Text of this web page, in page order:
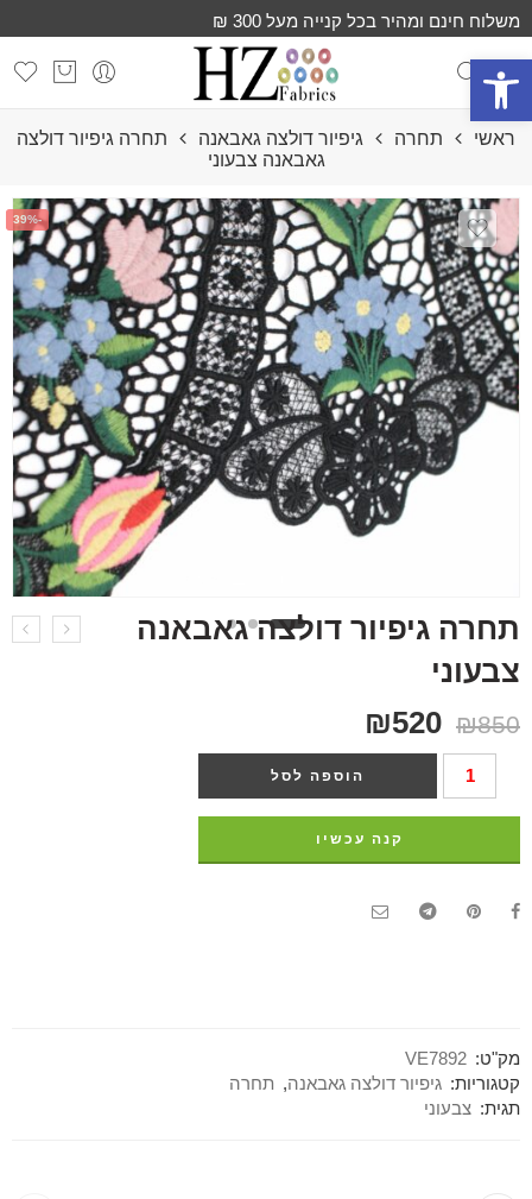
פתח סרגל נגישות
משלוח חינם ומהיר בכל קנייה מעל 300 ₪
ראשי תחרה גיפיור דולצה גאבאנה
תחרה גיפיור דולצה
גאבאנה צבעוני
-39%
תחרה גיפיור דולצה גאבאנה
צבעוני
₪850
₪520
הוספה לסל
קנה עכשיו
מק"ט: VE7892
קטגוריות: גיפיור דולצה גאבאנה, תחרה
תגית: צבעוני